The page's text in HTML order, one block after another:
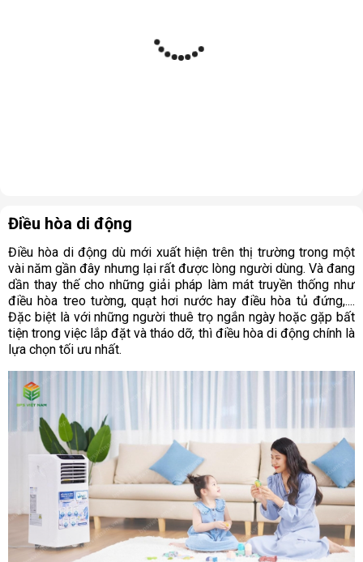
Điều hòa di động
Điều hòa di động dù mới xuất hiện trên thị trường trong một
vài năm gần đây nhưng lại rất được lòng người dùng. Và đang
dần thay thế cho những giải pháp làm mát truyền thống như
điều hòa treo tường, quạt hơi nước hay điều hòa tủ đứng,....
Đặc biệt là với những người thuê trọ ngắn ngày hoặc gặp bất
tiện trong việc lắp đặt và tháo dỡ, thì điều hòa di động chính là
lựa chọn tối ưu nhất.